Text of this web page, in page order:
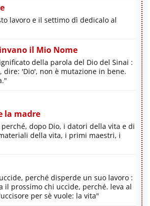
lavoro e il settimo dì dedicalo al
il Mio Nome
della parola del Dio del Sinai :
dire: 'Dio', non è mutazione in bene.
la madre
dopo Dio, i datori della vita e di
della vita, i primi maestri, i
perché disperde un suo lavoro :
il prossimo chi uccide, perché. leva al
per sè vuole: la vita"